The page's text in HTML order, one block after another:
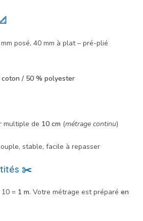
posé, 40 mm à plat – pré-plié
coton / 50 % polyester
multiple de 10 cm (métrage continu)
stable, facile à repasser
✂️
10 = 1 m. Votre métrage est préparéen